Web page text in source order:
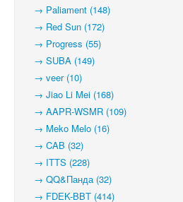
→ Paliament (148)
→ Red Sun (172)
→ Progress (55)
→ SUBA (149)
→ veer (10)
→ Jiao Li Mei (168)
→ AAPR-WSMR (109)
→ Meko Melo (16)
→ CAB (32)
→ ITTS (228)
→ QQ&Панда (32)
→ FDEK-BBT (414)